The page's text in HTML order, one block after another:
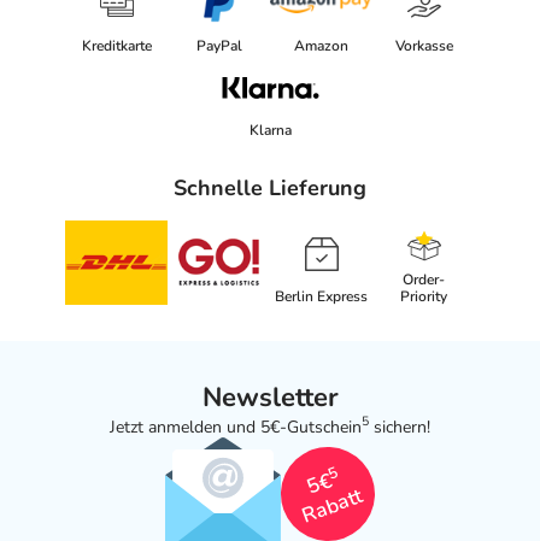
Kreditkarte PayPal Amazon Vorkasse
Klarna
Schnelle Lieferung
Berlin Express
Order-
Priority
Newsletter
Jetzt anmelden und 5€-Gutschein5 sichern!
5€
5
Rabatt